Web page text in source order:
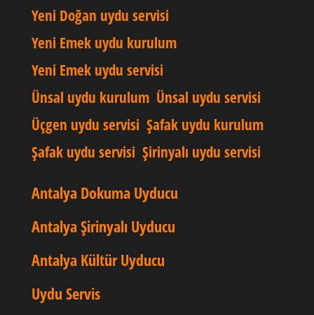
Yeni Doğan uydu servisi
Yeni Emek uydu kurulum
Yeni Emek uydu servisi
Ünsal uydu kurulum Ünsal uydu servisi
Üçgen uydu servisi Şafak uydu kurulum
Şafak uydu servisi Şirinyalı uydu servisi
Antalya Dokuma Uyducu
Antalya Şirinyalı Uyducu
Antalya Kültür Uyducu
Uydu Servis